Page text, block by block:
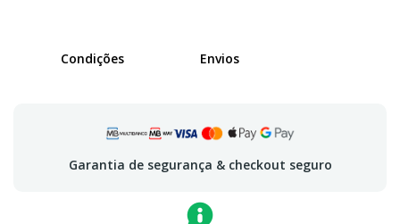
Condições Envios
Garantia de segurança & checkout seguro